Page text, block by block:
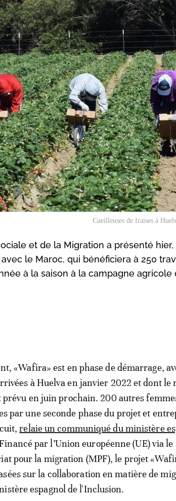
Cueilleuses de fraises à
et de la Migration a présenté hier,
le Maroc, qui bénéficiera à 250
à la saison à la campagne
«Wafira» est en phase de démarrage,
à Huelva en janvier 2022 et dont le
prévu en juin prochain. 200 autres
par une seconde phase du projet et
relaie un communiqué du ministère
par l’Union européenne (UE) via
pour la migration (MPF), le projet
sur la collaboration en matière de
espagnol de l'Inclusion.